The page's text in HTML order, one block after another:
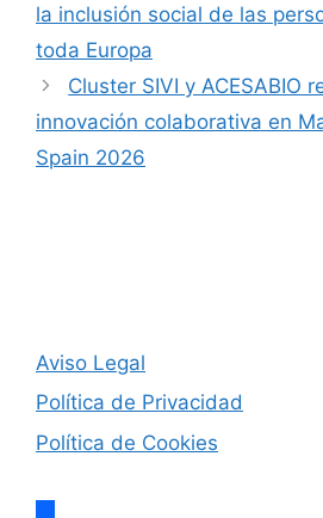
la inclusión social de las
toda Europa
Cluster SIVI y ACESABIO
innovación colaborativa en
Spain 2026
Aviso Legal
Política de Privacidad
Política de Cookies
facebook